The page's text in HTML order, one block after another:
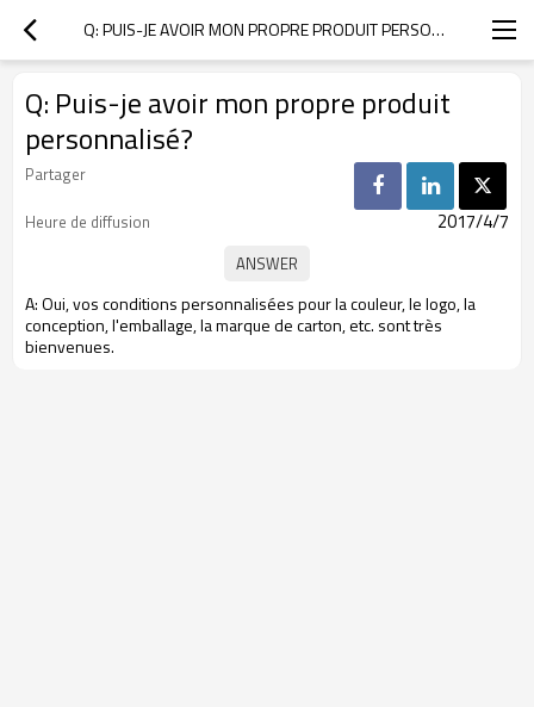
Q: PUIS-JE AVOIR MON PROPRE PRODUIT PERSONNALISÉ?
Q: Puis-je avoir mon propre produit
personnalisé?
Partager
Heure de diffusion
2017/4/7
A: Oui, vos conditions personnalisées pour la couleur, le logo, la
conception, l'emballage, la marque de carton, etc. sont très
bienvenues.